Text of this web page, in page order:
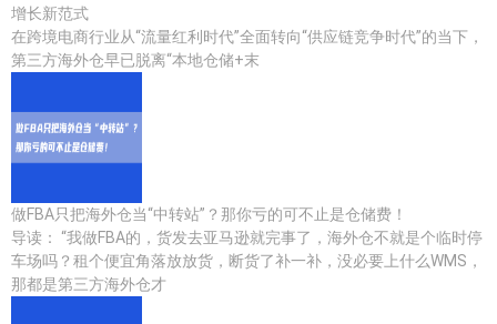
增长新范式
在跨境电商行业从“流量红利时代”全面转向“供应链竞争时代”的当下，
第三方海外仓早已脱离“本地仓储+末
做FBA只把海外仓当“中转站”？那你亏的可不止是仓储费！
导读： “我做FBA的，货发去亚马逊就完事了，海外仓不就是个临时停
车场吗？租个便宜角落放放货，断货了补一补，没必要上什么WMS，
那都是第三方海外仓才